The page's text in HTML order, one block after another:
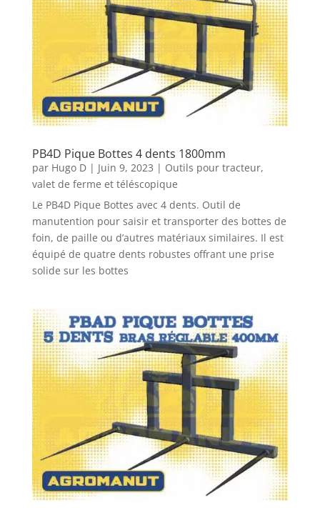
PB4D Pique Bottes 4 dents 1800mm
par Hugo D| Juin 9, 2023 | Outils pour tracteur,
valet de ferme et téléscopique
Le PB4D Pique Bottes avec 4 dents. Outil de
manutention pour saisir et transporter des bottes de
foin, de paille ou d’autres matériaux similaires. Il est
équipé de quatre dents robustes offrant une prise
solide sur les bottes